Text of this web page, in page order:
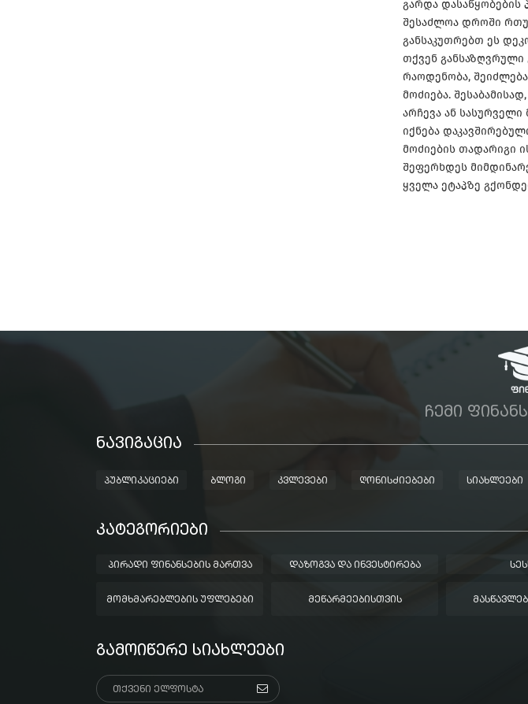
გარდა დასაწყობების
შესაძლოა დროში
განსაკუთრებთ ეს
თქვენ
რაოდენობა,
მოძიება.
არჩევა ან
იქნება
მოძიების თადარიგი
შეფერხდეს
ყველა ეტაპზე
ᲩᲔᲛᲘ
ᲜᲐᲕᲘᲒᲐᲪᲘᲐ
ᲞᲣᲑᲚᲘᲙᲐᲪᲘᲔᲑᲘ ᲑᲚᲝᲒᲘ ᲙᲕᲚᲔᲕᲔᲑᲘ ᲦᲝᲜᲘᲡᲫᲘᲔᲑᲔᲑᲘ ᲡᲘᲐᲮᲚᲔᲔᲑᲘ
ᲙᲐᲢᲔᲒᲝᲠᲘᲔᲑᲘ
ᲞᲘᲠᲐᲓᲘ ᲤᲘᲜᲐᲜᲡᲔᲑᲘᲡ ᲛᲐᲠᲗᲕᲐ ᲓᲐᲖᲝᲒᲕᲐ ᲓᲐ ᲘᲜᲕᲔᲡᲢᲘᲠᲔᲑᲐ
ᲛᲝᲛᲮᲛᲐᲠᲔᲑᲚᲔᲑᲘᲡ ᲣᲤᲚᲔᲑᲔᲑᲘ ᲛᲔᲬᲐᲠᲛᲔᲔᲑᲘᲡᲗᲕᲘᲡ
ᲒᲐᲛᲝᲘᲬᲔᲠᲔ ᲡᲘᲐᲮᲚᲔᲔᲑᲘ